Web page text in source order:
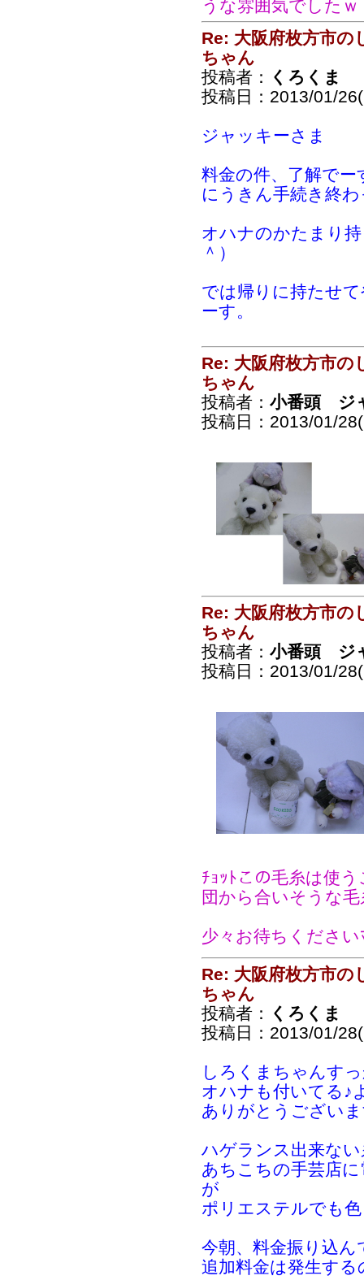
うな雰囲気でしたｗ
Re: 大阪府枚方市の
ちゃん
投稿者：
くろくま
投稿日：2013/01/
ジャッキーさま
料金の件、了解でー
にうきん手続き終
オハナのかたまり
＾）
では帰りに持たせ
ーす。
Re: 大阪府枚方市の
ちゃん
投稿者： 小番頭 ジ
投稿日：2013/01/
Re: 大阪府枚方市の
ちゃん
投稿者： 小番頭 ジ
投稿日：2013/01/
ﾁｮｯﾄこの毛糸は使
団から合いそうな
少々お待ちください
Re: 大阪府枚方市の
ちゃん
投稿者：
くろくま
投稿日：2013/01/
しろくまちゃんす
オハナも付いてる♪
ありがとうござい
ハゲランス出来な
あちこちの手芸店
が
ポリエステルでも
今朝、料金振り込
追加料金は発生す